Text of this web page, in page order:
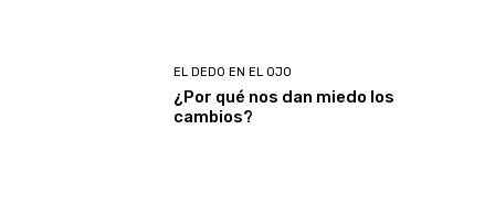
EL DEDO EN EL OJO
¿Por qué nos dan miedo los
cambios?